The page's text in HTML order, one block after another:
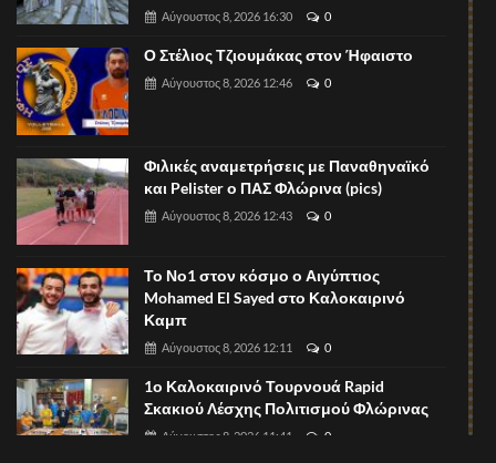
Αύγουστος 8, 2026 16:30 0
Ο Στέλιος Τζιουμάκας στον Ήφαιστο
Αύγουστος 8, 2026 12:46 0
Φιλικές αναμετρήσεις με Παναθηναϊκό
και Pelister ο ΠΑΣ Φλώρινα (pics)
Αύγουστος 8, 2026 12:43 0
Το Νο1 στον κόσμο ο Αιγύπτιος
Mohamed El Sayed στο Καλοκαιρινό
Καμπ
Αύγουστος 8, 2026 12:11 0
1ο Καλοκαιρινό Τουρνουά Rapid
Σκακιού Λέσχης Πολιτισμού Φλώρινας
Αύγουστος 8, 2026 11:41 0